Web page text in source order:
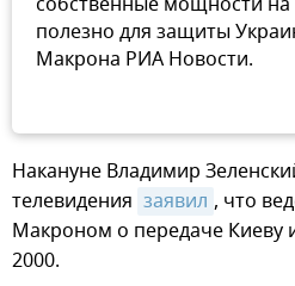
полезно для защиты
Макрона РИА Новости.
Накануне Владимир
телевидения заявил , что
Макроном о передаче Киеву
2000.